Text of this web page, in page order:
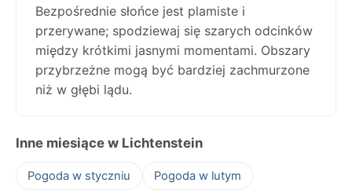
Bezpośrednie słońce jest plamiste i
przerywane; spodziewaj się szarych odcinków
między krótkimi jasnymi momentami. Obszary
przybrzeżne mogą być bardziej zachmurzone
niż w głębi lądu.
Inne miesiące w Lichtenstein
Pogoda w styczniu
Pogoda w lutym